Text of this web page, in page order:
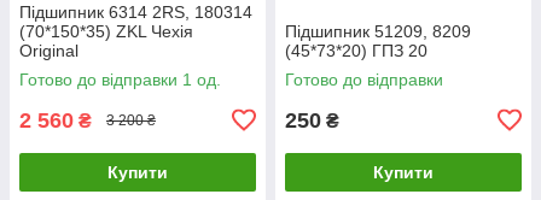
Підшипник 6314 2RS, 180314
(70*150*35) ZKL Чехія
Original
Готово до відправки 1 од.
2 560 ₴ 3 200 ₴
Купити
Підшипник 51209, 8209
(45*73*20) ГПЗ 20
Готово до відправки
250 ₴
Купити